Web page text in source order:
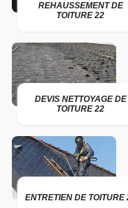
REHAUSSEMENT DE
TOITURE 22
DEVIS NETTOYAGE DE
TOITURE 22
ENTRETIEN DE TOITURE